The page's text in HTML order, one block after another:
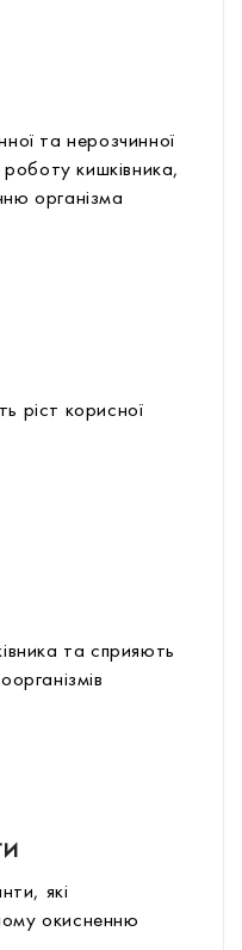
та нерозчинної
кишківника,
організма
ріст корисної
та сприяють
які
окисненню